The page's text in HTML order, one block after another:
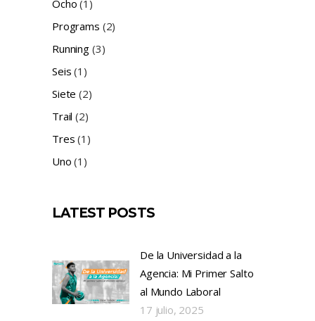
Ocho (1)
Programs (2)
Running(3)
Seis (1)
Siete (2)
Trail (2)
Tres (1)
Uno (1)
LATEST POSTS
De la Universidad a la
Agencia: Mi Primer Salto
al Mundo Laboral
17 julio, 2025